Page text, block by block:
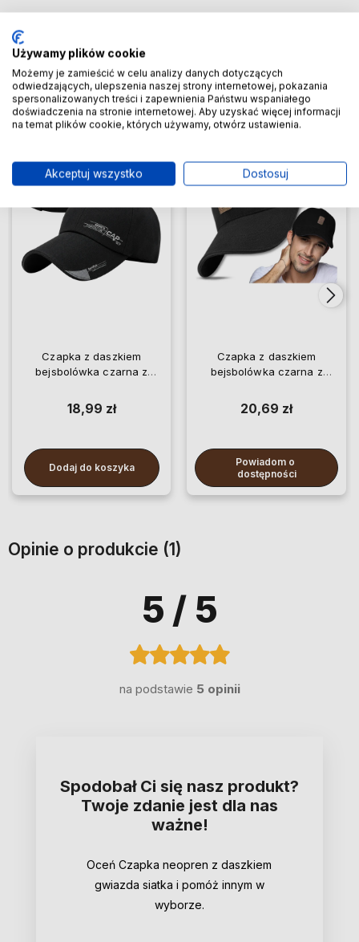
Produkty powiązane
Czapka z daszkiem
bejsbolówka czarna z
18,99 zł
Dodaj do koszyka
Do ulubionych
Czapka z daszkiem
bejsbolówka czarna z
20,69 zł
Powiadom o
dostępności
Opinie o produkcie (1)
5 / 5
na podstawie 5 opinii
Spodobał Ci się nasz produkt?
Twoje zdanie jest dla nas
ważne!
Oceń Czapka neopren z daszkiem
gwiazda siatka i pomóż innym w
wyborze.
Używamy plików cookie
Możemy je zamieścić w celu analizy danych dotyczących
odwiedzających, ulepszenia naszej strony internetowej, pokazania
spersonalizowanych treści i zapewnienia Państwu wspaniałego
doświadczenia na stronie internetowej. Aby uzyskać więcej informacji
na temat plików cookie, których używamy, otwórz ustawienia.
Akceptuj wszystko Dostosuj